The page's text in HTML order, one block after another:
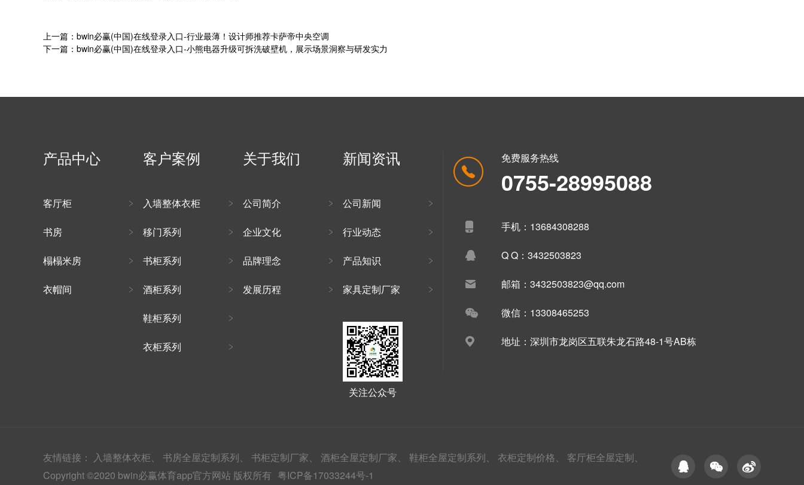
上一篇：bwin必赢(中国)在线登录入口-行业最薄！设计师推荐卡萨帝中央空调
下一篇：bwin必赢(中国)在线登录入口-小熊电器升级可拆洗破壁机，展示场景洞察与研发实力
产品中心
客厅柜
书房
榻榻米房
衣帽间
客户案例
入墙整体衣柜
移门系列
书柜系列
酒柜系列
鞋柜系列
衣柜系列
关于我们
公司简介
企业文化
品牌理念
发展历程
新闻资讯
公司新闻
行业动态
产品知识
家具定制厂家
关注公众号
免费服务热线
0755-28995088
手机：13684308288
Q Q：3432503823
邮箱：3432503823@qq.com
微信：13308465253
地址：深圳市龙岗区五联朱龙石路48-1号AB栋
友情链接： 入墙整体衣柜、 书房全屋定制系列、 书柜定制厂家、 酒柜全屋定制厂家、 鞋柜全屋定制系列、 衣柜定制价格、
客厅柜全屋定制、
Copyright ©2020 bwin必赢体育app官方网站 版权所有 粤ICP备17033244号-1